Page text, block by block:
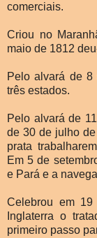
comerciais.
Criou no
maio de 1812
Pelo alvará de
três estados.
Pelo alvará de
de 30 de julho
prata
Em 5 de
e Pará e a
Celebrou em
Inglaterra o
primeiro passo